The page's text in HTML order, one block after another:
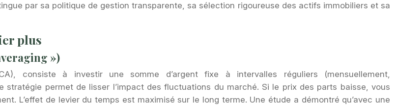
par sa politique de gestion transparente, sa sélection rigoureuse des actifs immobiliers et sa
plus
»)
consiste à investir une somme d’argent fixe à intervalles réguliers (mensuellement,
permet de lisser l’impact des fluctuations du marché. Si le prix des parts baisse, vous
L’effet de levier du temps est maximisé sur le long terme. Une étude a démontré qu’avec une